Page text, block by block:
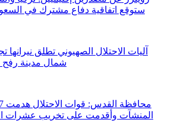
ستوقع اتفاقية دفاع مشترك في
آليات الاحتلال الصهيوني تطلق نيرانها
شمال مدينة
المنشآت وأقدمت على تخريب عشرات